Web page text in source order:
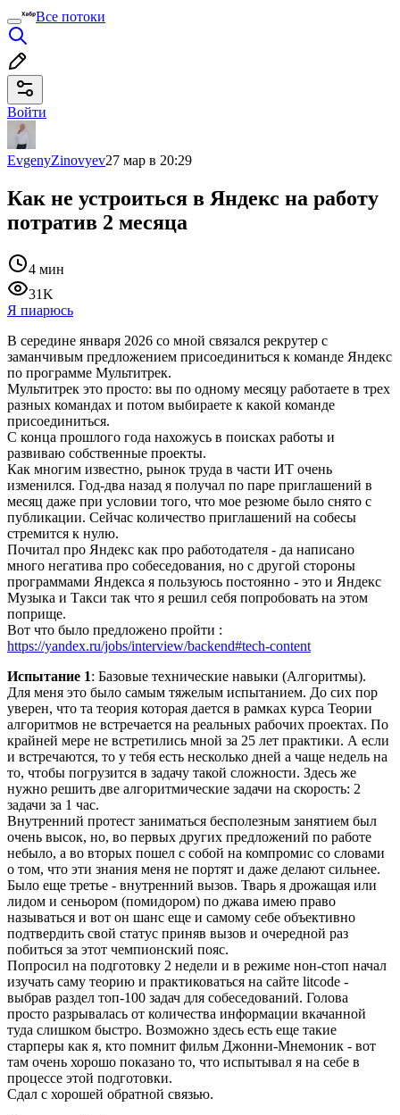
Все потоки
Войти
EvgenyZinovyev27 мар в 20:29
Как не устроиться в Яндекс на работу
потратив 2 месяца
4 мин
31K
Я пиарюсь
В середине января 2026 со мной связался рекрутер с
заманчивым предложением присоединиться к команде Яндекс
по программе Мультитрек.
Мультитрек это просто: вы по одному месяцу работаете в трех
разных командах и потом выбираете к какой команде
присоединиться.
С конца прошлого года нахожусь в поисках работы и
развиваю собственные проекты.
Как многим известно, рынок труда в части ИТ очень
изменился. Год-два назад я получал по паре приглашений в
месяц даже при условии того, что мое резюме было снято с
публикации. Сейчас количество приглашений на собесы
стремится к нулю.
Почитал про Яндекс как про работодателя - да написано
много негатива про собеседования, но с другой стороны
программами Яндекса я пользуюсь постоянно - это и Яндекс
Музыка и Такси так что я решил себя попробовать на этом
поприще.
Вот что было предложено пройти :
https://yandex.ru/jobs/interview/backend#tech-content
Испытание 1: Базовые технические навыки (Алгоритмы).
Для меня это было самым тяжелым испытанием. До сих пор
уверен, что та теория которая дается в рамках курса Теории
алгоритмов не встречается на реальных рабочих проектах. По
крайней мере не встретились мной за 25 лет практики. А если
и встречаются, то у тебя есть несколько дней а чаще недель на
то, чтобы погрузится в задачу такой сложности. Здесь же
нужно решить две алгоритмические задачи на скорость: 2
задачи за 1 час.
Внутренний протест заниматься бесполезным занятием был
очень высок, но, во первых других предложений по работе
небыло, а во вторых пошел с собой на компромис со словами
о том, что эти знания меня не портят и даже делают сильнее.
Было еще третье - внутренний вызов. Тварь я дрожащая или
лидом и сеньором (помидором) по джава имею право
называться и вот он шанс еще и самому себе объективно
подтвердить свой статус приняв вызов и очередной раз
побиться за этот чемпионский пояс.
Попросил на подготовку 2 недели и в режиме нон-стоп начал
изучать саму теорию и практиковаться на сайте litcode -
выбрав раздел топ-100 задач для собеседований. Голова
просто разрывалась от количества информации вкачанной
туда слишком быстро. Возможно здесь есть еще такие
старперы как я, кто помнит фильм Джонни-Мнемоник - вот
там очень хорошо показано то, что испытывал я на себе в
процессе этой подготовки.
Сдал с хорошей обратной связью.